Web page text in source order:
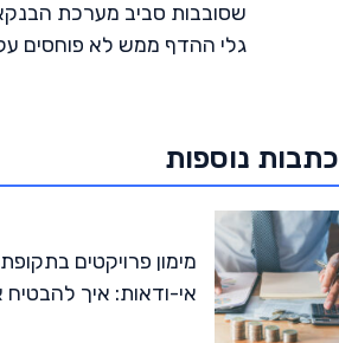
שסובבות סביב מערכת
גלי ההדף ממש לא פוחסים
כתבות נוספות
מימון פרויקטים בתקופת
אי-ודאות: איך להבטיח